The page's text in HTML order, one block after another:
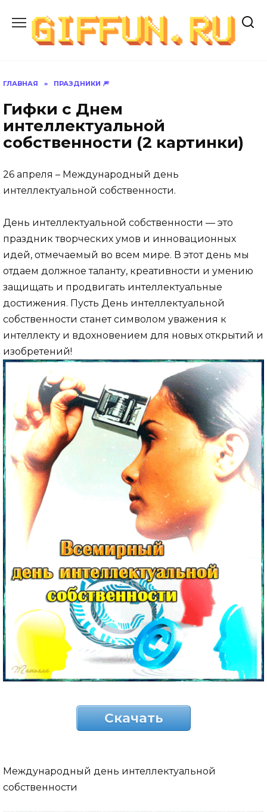
содержанию
ГЛАВНАЯ » ПРАЗДНИКИ 🎆
Гифки с Днем
интеллектуальной
собственности (2 картинки)
26 апреля – Международный день
интеллектуальной собственности.
День интеллектуальной собственности — это
праздник творческих умов и инновационных
идей, отмечаемый во всем мире. В этот день мы
отдаем должное таланту, креативности и умению
защищать и продвигать интеллектуальные
достижения. Пусть День интеллектуальной
собственности станет символом уважения к
интеллекту и вдохновением для новых открытий и
изобретений!
Скачать
Международный день интеллектуальной
собственности